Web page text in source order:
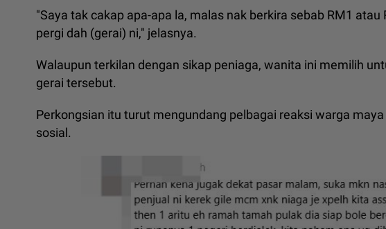
"Saya tak cakap apa-apa la, malas nak berkira sebab RM1
pergi dah (gerai) ni," jelasnya.
Walaupun terkilan dengan sikap peniaga, wanita ini memilih
gerai tersebut.
Perkongsian itu turut mengundang pelbagai reaksi warga
sosial.